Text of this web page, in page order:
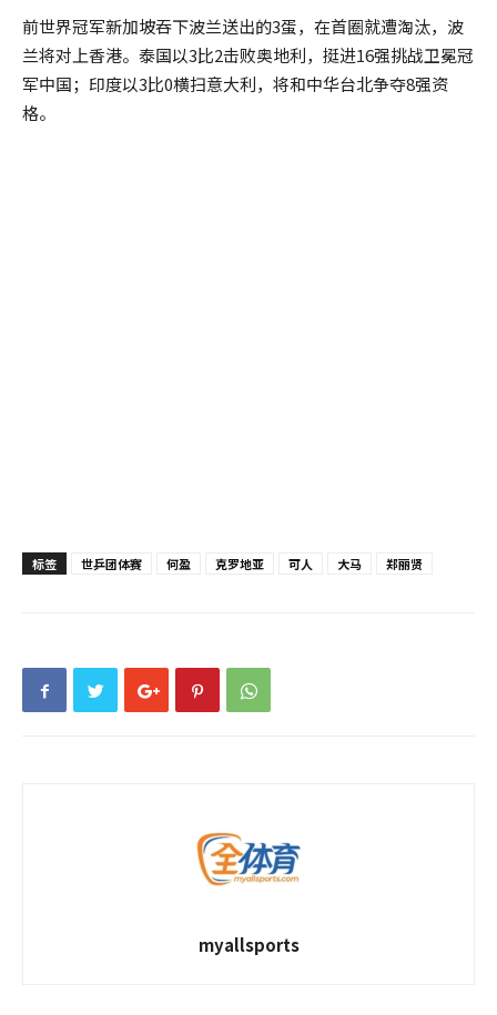
前世界冠军新加坡吞下波兰送出的3蛋，在首圈就遭淘汰，波
兰将对上香港。泰国以3比2击败奥地利，挺进16强挑战卫冕冠
军中国；印度以3比0横扫意大利，将和中华台北争夺8强资
格。
标签 世乒团体赛 何盈 克罗地亚 可人 大马 郑丽贤
myallsports